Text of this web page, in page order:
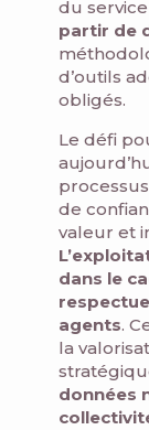
du
partir de
d’outils
obligés.
Le défi
de
valeur et
dans le
agents.
la
données